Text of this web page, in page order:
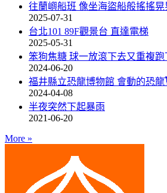
往蘭嶼船班 像坐海盜船般搖搖晃
2025-07-31
台北101 89F觀景台 直達電梯
2025-05-31
笨狗焦糖 球一放滾下去又重複
2024-06-20
福井縣立恐龍博物館 會動的恐龍
2024-04-08
半夜突然下起暴雨
2021-06-20
More »